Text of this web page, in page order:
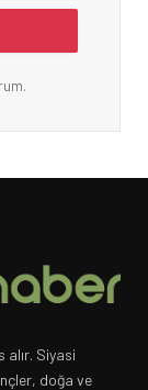
alır. Siyasi
doğa ve